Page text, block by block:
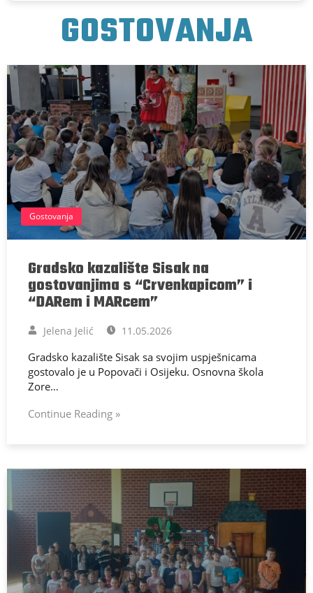
GOSTOVANJA
Gostovanja
Gradsko kazalište Sisak na
gostovanjima s “Crvenkapicom” i
“DARem i MARcem”
Jelena Jelić 11.05.2026
Gradsko kazalište Sisak sa svojim uspješnicama
gostovalo je u Popovači i Osijeku. Osnovna škola
Zore…
Continue Reading »